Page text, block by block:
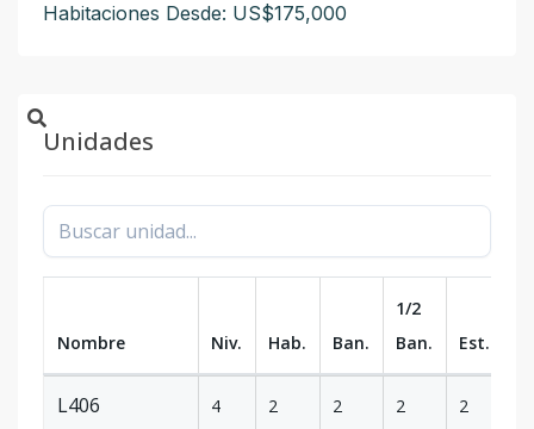
Habitaciones Desde: US$175,000
Unidades
Nombre Niv. Hab. Ban.
1/2
Ban.
Est.
L406 4 2 2 2 2